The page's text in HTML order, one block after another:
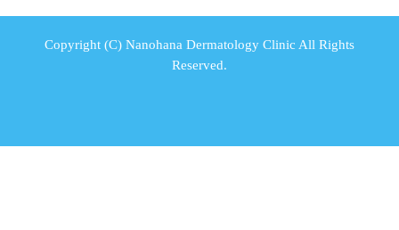
Copyright (C) Nanohana Dermatology Clinic All Rights
Reserved.